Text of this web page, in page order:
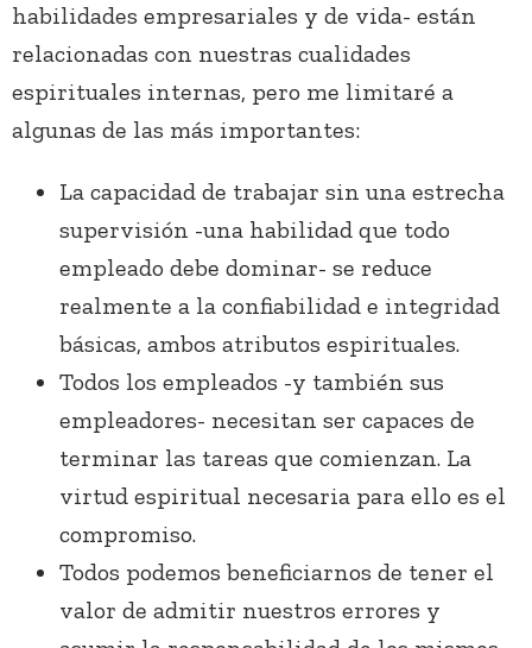
habilidades empresariales y de vida- están
relacionadas con nuestras cualidades
espirituales internas, pero me limitaré a
algunas de las más importantes:
La capacidad de trabajar sin una estrecha
supervisión -una habilidad que todo
empleado debe dominar- se reduce
realmente a la confiabilidad e integridad
básicas, ambos atributos espirituales.
Todos los empleados -y también sus
empleadores- necesitan ser capaces de
terminar las tareas que comienzan. La
virtud espiritual necesaria para ello es el
compromiso.
Todos podemos beneficiarnos de tener el
valor de admitir nuestros errores y